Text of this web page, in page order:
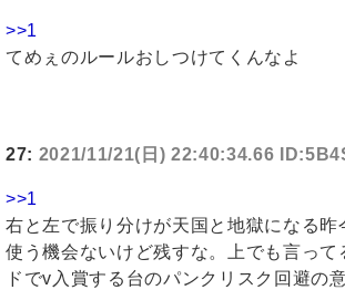
>>1
てめぇのルールおしつけてくんなよ
27: 2021/11/21(日) 22:40:34.66
>>1
右と左で振り分けが天国と地獄になる昨
使う機会ないけど残すな。上でも言って
ドでv入賞する台のパンクリスク回避の